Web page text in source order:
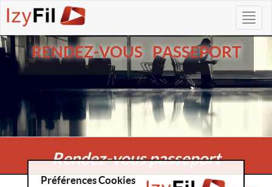
RENDEZ-VOUS PASSEPORT
Rendez-vous passeport
Préférences Cookies